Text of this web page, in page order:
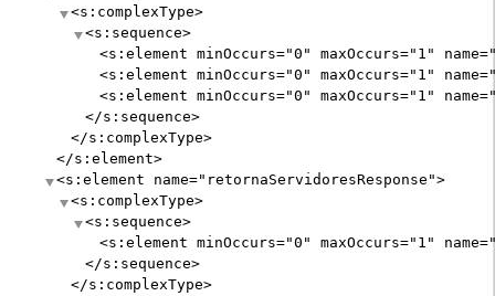
<s:complexType>
<s:sequence>
<s:element minOccurs="0 " maxOccurs=" 1 " name
<s:element minOccurs="0 " maxOccurs=" 1 " name
<s:element minOccurs="0 " maxOccurs=" 1 " name
</s:sequence>
</s:complexType>
</s:element>
<s:element
name=" retornaServidoresResponse ">
<s:complexType>
<s:sequence>
<s:element minOccurs="0 " maxOccurs=" 1 " name
</s:sequence>
</s:complexType>